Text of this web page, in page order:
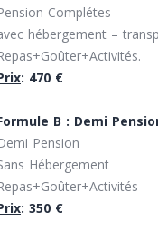
Complétes
hébergement –
:
B : Demi
Pension
Hébergement
: